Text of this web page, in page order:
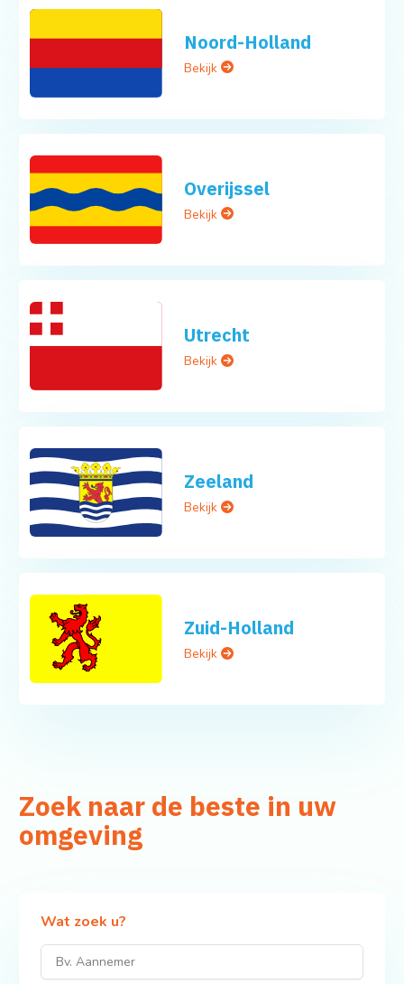
Noord-Holland
Bekijk
Overijssel
Bekijk
Utrecht
Bekijk
Zeeland
Bekijk
Zuid-Holland
Bekijk
Zoek naar de beste in uw
omgeving
Wat zoek u?